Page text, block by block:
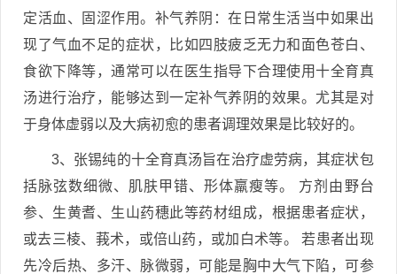
定活血、固涩作用。补气养阴：在日常生活当中如果出
现了气血不足的症状，比如四肢疲乏无力和面色苍白、
食欲下降等，通常可以在医生指导下合理使用十全育真
汤进行治疗，能够达到一定补气养阴的效果。尤其是对
于身体虚弱以及大病初愈的患者调理效果是比较好的。
3、张锡纯的十全育真汤旨在治疗虚劳病，其症状包
括脉弦数细微、肌肤甲错、形体羸瘦等。 方剂由野台
参、生黄耆、生山药穗此等药材组成，根据患者症状，
或去三棱、莪术，或倍山药，或加白术等。 若患者出现
先冷后热、多汗、脉微弱，可能是胸中大气下陷，可参